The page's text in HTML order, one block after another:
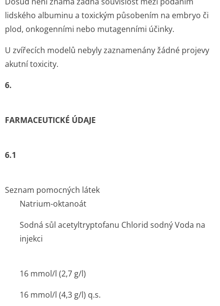
lidského albuminu a toxickým působením na embryo či
plod, onkogenními nebo mutagenními účinky.
U zvířecích modelů nebyly zaznamenány žádné projevy
akutní toxicity.
6.
FARMACEUTICKÉ ÚDAJE
6.1
Seznam pomocných látek
Natrium-oktanoát
Sodná sůl acetyltryptofanu Chlorid sodný Voda na
injekci
16 mmol/l (2,7 g/l)
16 mmol/l (4,3 g/l) q.s.